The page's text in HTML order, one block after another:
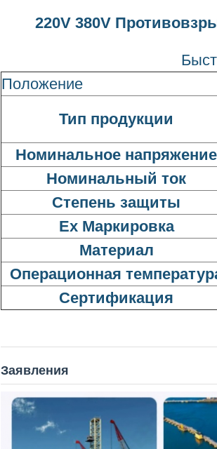
220V 380V
Положение
Тип продукции
Номинальное напряжение
Номинальный ток
Степень защиты
Ex Маркировка
Материал
Операционная
Сертификация
Заявления